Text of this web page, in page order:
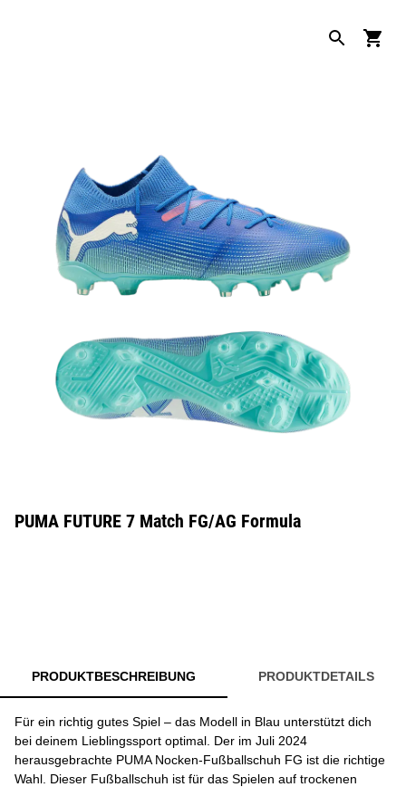
PUMA FUTURE 7 Match FG/AG Formula
PRODUKTBESCHREIBUNG PRODUKTDETAILS
Für ein richtig gutes Spiel – das Modell in Blau unterstützt dich
bei deinem Lieblingssport optimal. Der im Juli 2024
herausgebrachte PUMA Nocken-Fußballschuh FG ist die richtige
Wahl. Dieser Fußballschuh ist für das Spielen auf trockenen